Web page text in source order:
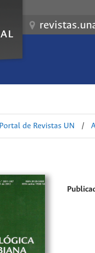
Portal de Revistas UN /